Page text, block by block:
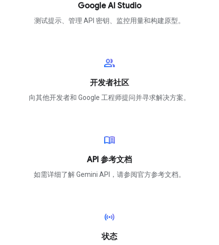
Google AI Studio
测试提示、管理 API 密钥、监控用量和构建原型。
group
开发者社区
向其他开发者和 Google 工程师提问并寻求解决方案。
menu_book
API 参考文档
如需详细了解 Gemini API，请参阅官方参考文档。
sensors
状态